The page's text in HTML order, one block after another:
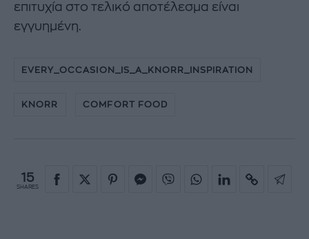
επιτυχία στο τελικό αποτέλεσμα είναι
εγγυημένη.
EVERY_OCCASION_IS_A_KNORR_INSPIRATION
KNORR COMFORT FOOD
15
SHARES